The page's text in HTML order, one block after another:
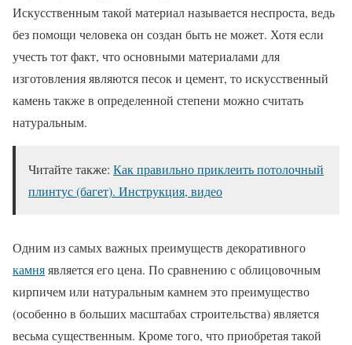
Искусственным такой материал называется неспроста, ведь
без помощи человека он создан быть не может. Хотя если
учесть тот факт, что основными материалами для
изготовления являются песок и цемент, то искусственный
камень также в определенной степени можно считать
натуральным.
Читайте также: Как правильно приклеить потолочный
плинтус (багет). Инструкция, видео
Одним из самых важных преимуществ декоративного
камняявляется его цена. По сравнению с облицовочным
кирпичем или натуральным камнем это преимущество
(особенно в больших масштабах строительства) является
весьма существенным. Кроме того, что приобретая такой